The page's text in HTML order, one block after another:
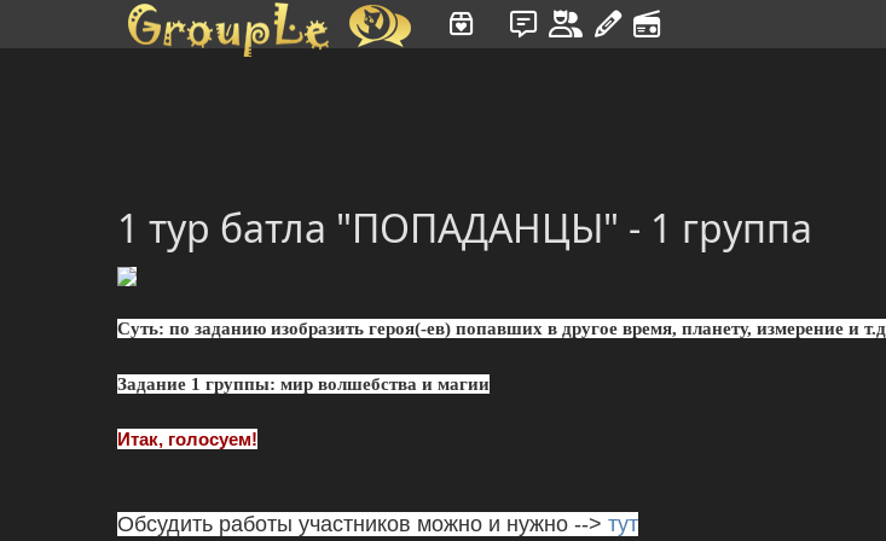
1 тур батла "ПОПАДАНЦЫ" - 1 группа
Суть: по заданию изобразить героя(-ев) попавших в другое время, планету, измерение и т.д
Задание 1 группы: мир волшебства и магии
Итак, голосуем!
Обсудить работы участников можно и нужно --> тут
Имя пользователя или произведение